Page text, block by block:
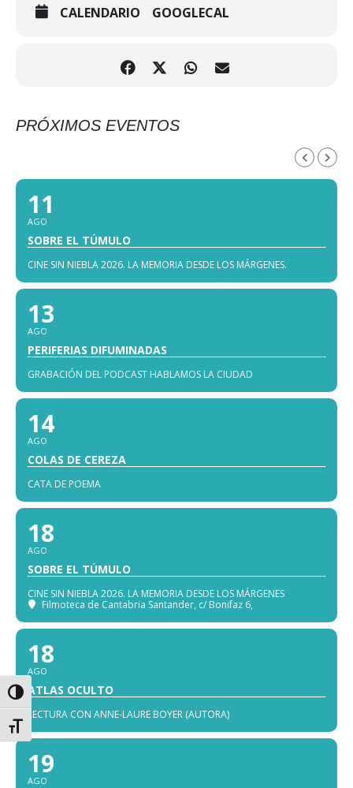
Alternar alto contraste
Alternar tamaño de letra
CALENDARIO GOOGLECAL
PRÓXIMOS EVENTOS
11
AGO
SOBRE EL TÚMULO
CINE SIN NIEBLA 2026. LA MEMORIA DESDE LOS MÁRGENES.
13
AGO
PERIFERIAS DIFUMINADAS
GRABACIÓN DEL PODCAST HABLAMOS LA CIUDAD
14
AGO
COLAS DE CEREZA
CATA DE POEMA
18
AGO
SOBRE EL TÚMULO
CINE SIN NIEBLA 2026. LA MEMORIA DESDE LOS MÁRGENES
Filmoteca de Cantabria Santander, c/ Bonifaz 6,
18
AGO
ATLAS OCULTO
LECTURA CON ANNE-LAURE BOYER (AUTORA)
19
AGO